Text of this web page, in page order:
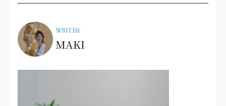
WRITER
MAKI